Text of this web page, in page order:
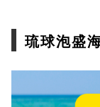
琉球泡盛